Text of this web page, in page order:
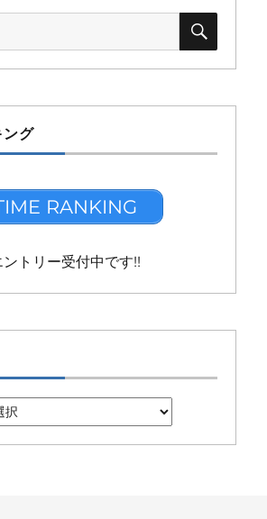
検
ング
RANKING
ントリー受付中です!!